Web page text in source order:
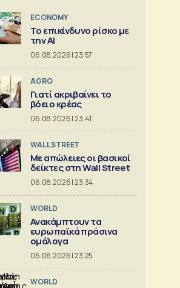
ECONOMY
Το επικίνδυνο ρίσκο με
την ΑΙ
06.08.2026 | 23:57
AGRO
Γιατί ακριβαίνει το
βόειο κρέας
06.08.2026 | 23:41
WALL STREET
Με απώλειες οι βασικοί
δείκτες στη Wall Street
06.08.2026 | 23:34
WORLD
Ανακάμπτουν τα
ευρωπαϊκά πράσινα
ομόλογα
06.08.2026 | 23:25
WORLD